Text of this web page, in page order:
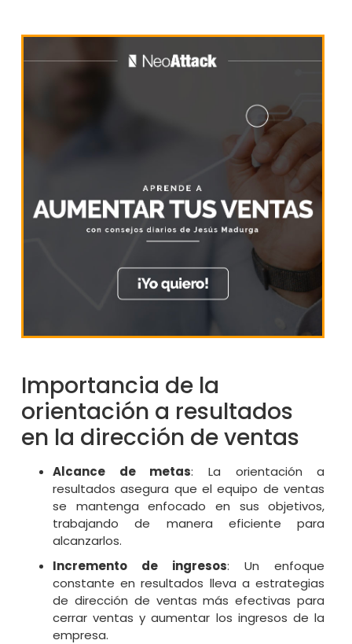
Importancia de la
orientación a resultados
en la dirección de ventas
Alcance de metas: La orientación a
resultados asegura que el equipo de ventas
se mantenga enfocado en sus objetivos,
trabajando de manera eficiente para
alcanzarlos.
Incremento de ingresos: Un enfoque
constante en resultados lleva a estrategias
de dirección de ventas más efectivas para
cerrar ventas y aumentar los ingresos de la
empresa.